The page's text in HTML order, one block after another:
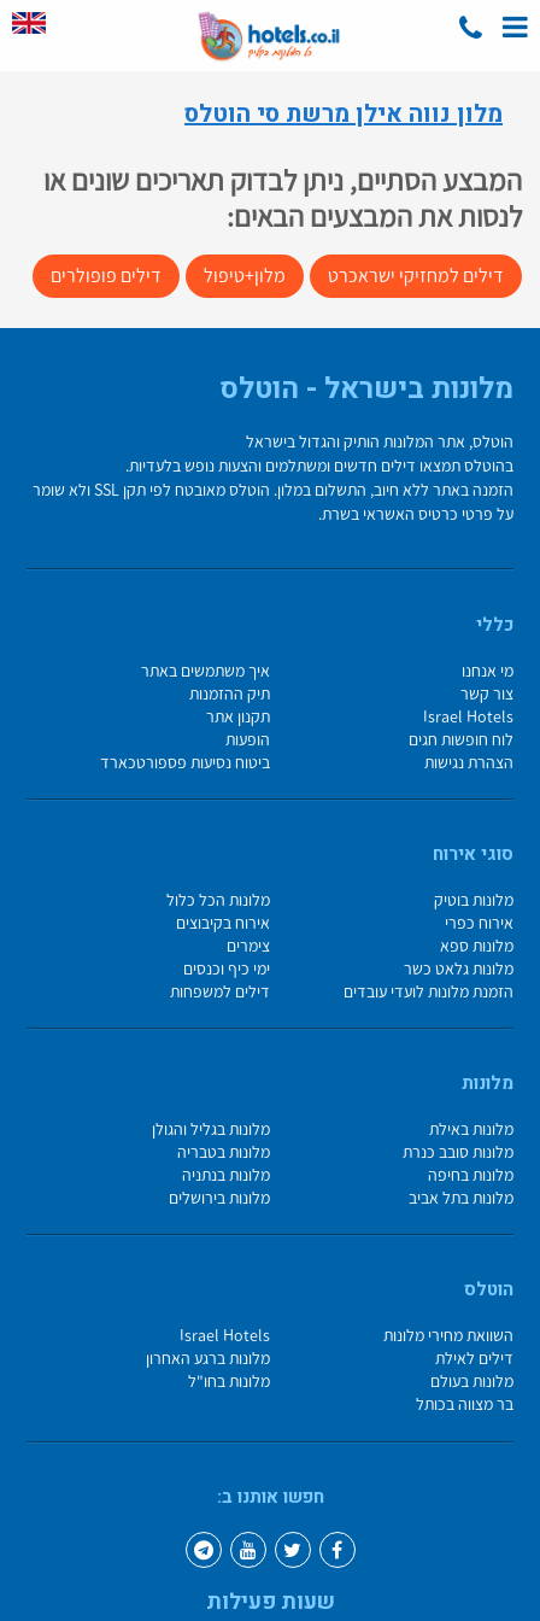
מלון נווה אילן מרשת סי הוטלס
המבצע הסתיים, ניתן לבדוק תאריכים שונים או
לנסות את המבצעים הבאים:
דילים למחזיקי ישראכרט מלון+טיפול דילים פופולרים
מלונות בישראל - הוטלס
הוטלס, אתר המלונות הותיק והגדול בישראל
בהוטלס תמצאו דילים חדשים ומשתלמים והצעות נופש בלעדיות.
הזמנה באתר ללא חיוב, התשלום במלון. הוטלס מאובטח לפי תקן SSL ולא שומר
על פרטי כרטיס האשראי בשרת.
כללי
מי אנחנו
איך משתמשים באתר
צור קשר
תיק ההזמנות
Israel Hotels
תקנון אתר
לוח חופשות חגים
הופעות
הצהרת נגישות
ביטוח נסיעות פספורטכארד
סוגי אירוח
מלונות בוטיק
מלונות הכל כלול
אירוח כפרי
אירוח בקיבוצים
מלונות ספא
צימרים
מלונות גלאט כשר
ימי כיף וכנסים
הזמנת מלונות לועדי עובדים
דילים למשפחות
מלונות
מלונות באילת
מלונות בגליל והגולן
מלונות סובב כנרת
מלונות בטבריה
מלונות בחיפה
מלונות בנתניה
מלונות בתל אביב
מלונות בירושלים
הוטלס
השוואת מחירי מלונות
Israel Hotels
דילים לאילת
מלונות ברגע האחרון
מלונות בעולם
מלונות בחו"ל
בר מצווה בכותל
חפשו אותנו ב:
שעות פעילות